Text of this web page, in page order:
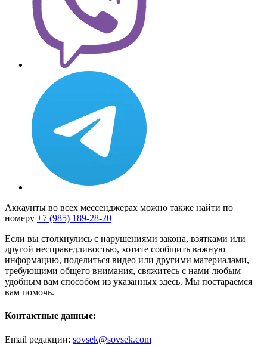
Аккаунты во всех мессенджерах можно также найти по
номеру +7 (985) 189-28-20
Если вы столкнулись с нарушениями закона, взятками или
другой несправедливостью, хотите сообщить важную
информацию, поделиться видео или другими материалами,
требующими общего внимания, свяжитесь с нами любым
удобным вам способом из указанных здесь. Мы постараемся
вам помочь.
Контактные данные:
Email редакции: sovsek@sovsek.com